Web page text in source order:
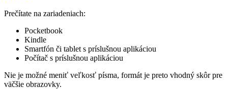
Prečítate na zariadeniach:
Pocketbook
Kindle
Smartfón či tablet s príslušnou aplikáciou
Počítač s príslušnou aplikáciou
Nie je možné meniť veľkosť písma, formát je preto vhodný skôr pre
väčšie obrazovky.